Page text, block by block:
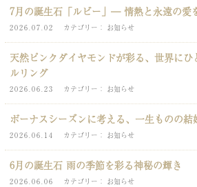
7月の誕生石「ルビー」― 情熱と永遠の愛
2026.07.02 カテゴリー お知らせ
天然ピンクダイヤモンドが彩る、世界に
ルリング
2026.06.23 カテゴリー お知らせ
ボーナスシーズンに考える、一生ものの結
2026.06.14 カテゴリー お知らせ
6月の誕生石 雨の季節を彩る神秘の輝き
2026.06.06 カテゴリー お知らせ